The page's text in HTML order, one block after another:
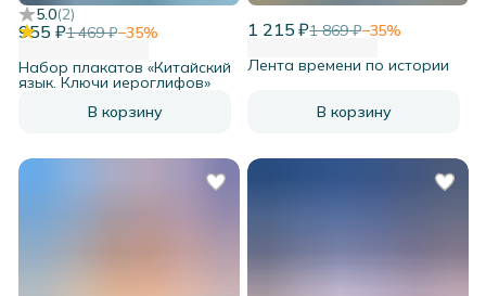
5.0(2)
955 ₽1 469 ₽−35%
Набор плакатов «Китайский
язык. Ключи иероглифов»
В корзину
1 215 ₽1 869 ₽−35%
Лента времени по истории
В корзину